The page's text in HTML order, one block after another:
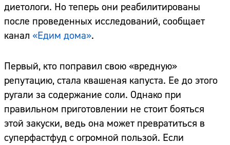
диетологи. Но теперь они реабилитированы
после проведенных исследований, сообщает
канал «Едим дома».
Первый, кто поправил свою «вредную»
репутацию, стала квашеная капуста. Ее до этого
ругали за содержание соли. Однако при
правильном приготовлении не стоит бояться
этой закуски, ведь она может превратиться в
суперфастфуд с огромной пользой. Если